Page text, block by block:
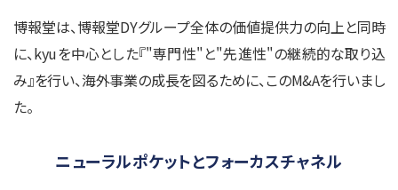
博報堂は、博報堂DYグループ全体の価値提供力の向上と同時
に、kyuを中心とした『"専門性"と"先進性"の継続的な取り込
み』を行い、海外事業の成長を図るために、このM&Aを行いまし
た。
ニューラルポケットとフォーカスチャネル